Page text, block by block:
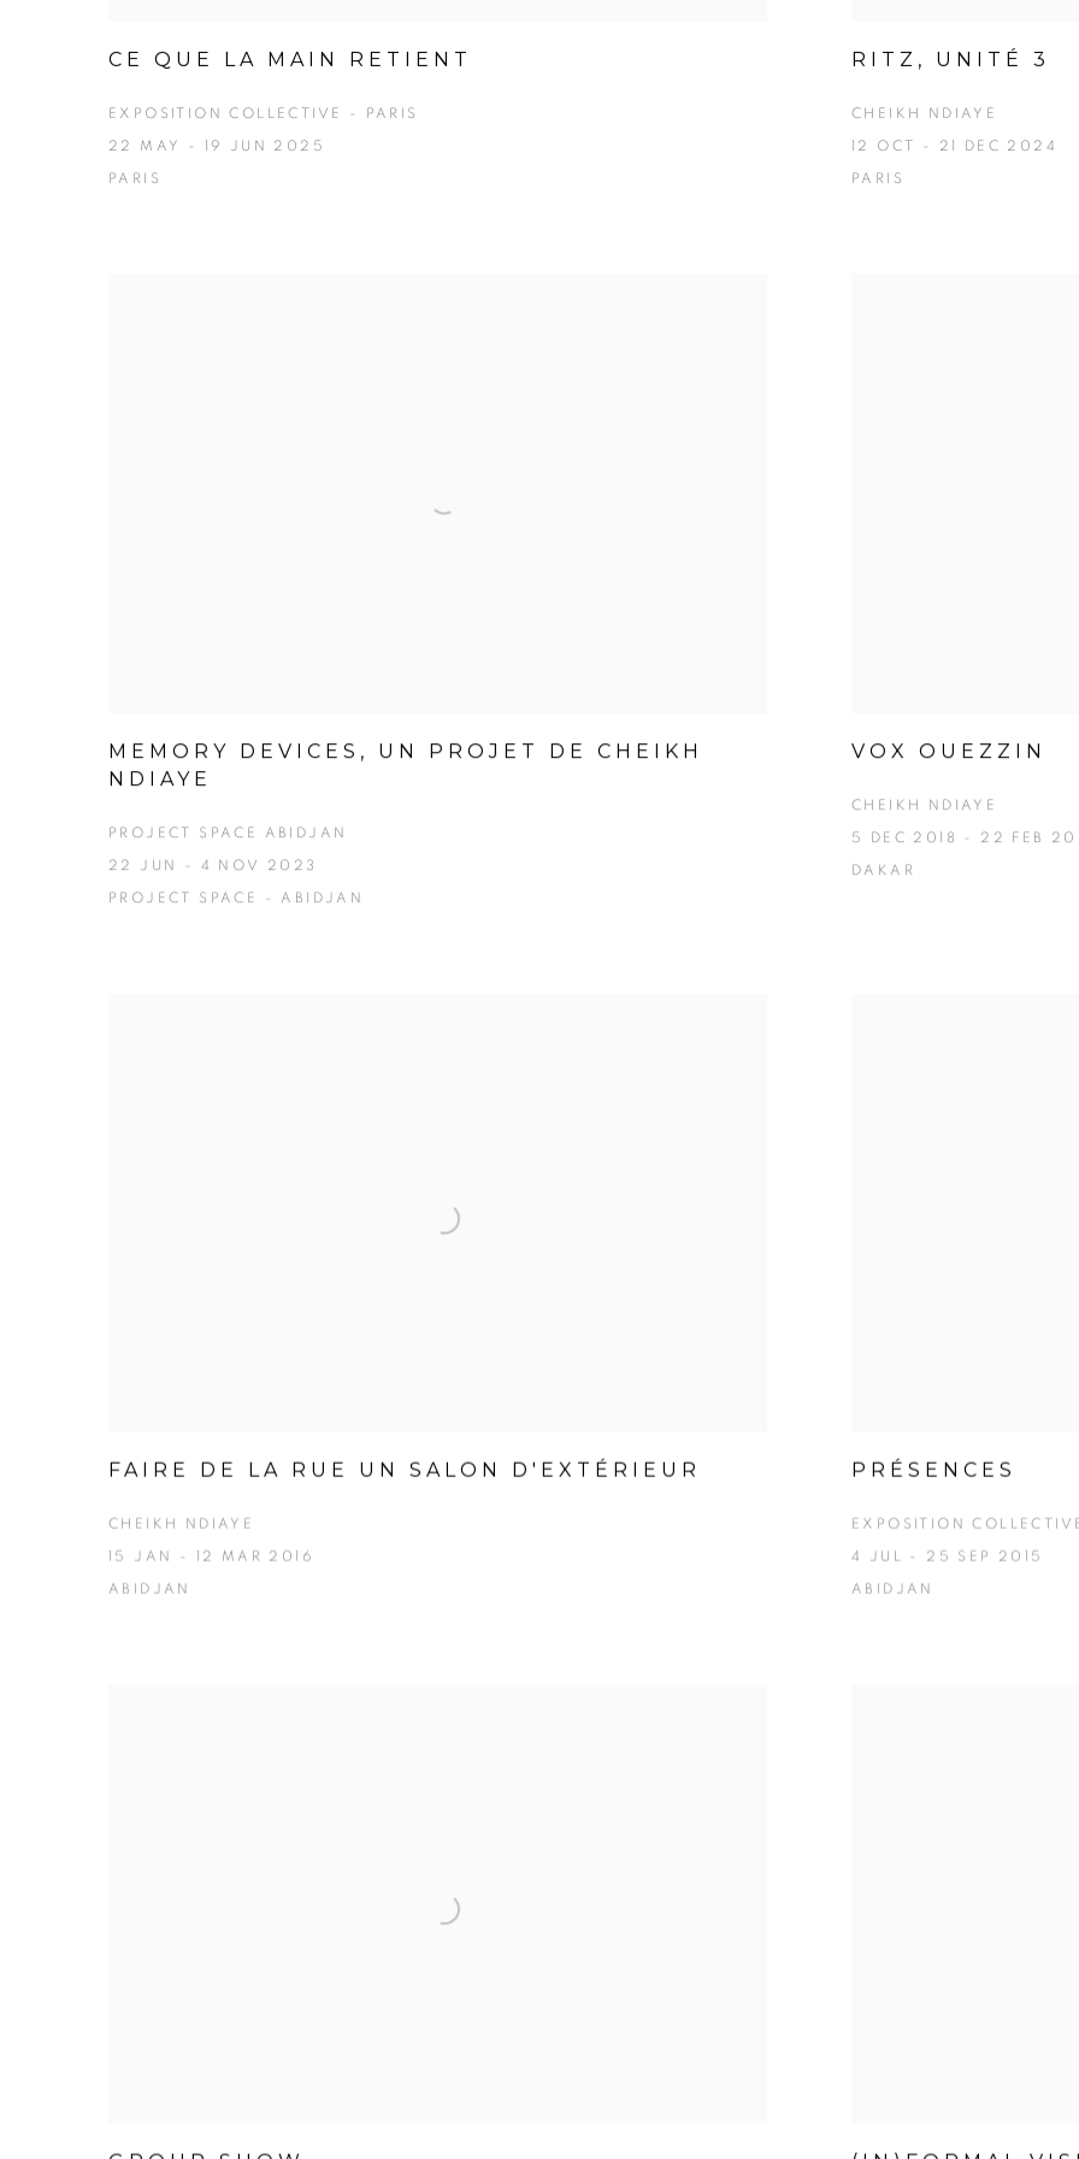
CE QUE LA MAIN RETIENT
EXPOSITION COLLECTIVE - PARIS
22 MAY - 19 JUN 2025
PARIS
RITZ, UNITÉ 3
CHEIKH NDIAYE
12 OCT - 21 DEC 2024
PARIS
MEMORY DEVICES, UN PROJET DE CHEIKH
NDIAYE
PROJECT SPACE ABIDJAN
22 JUN - 4 NOV 2023
PROJECT SPACE - ABIDJAN
VOX OUEZZIN
CHEIKH NDIAYE
5 DEC 2018 - 22 FEB
DAKAR
FAIRE DE LA RUE UN SALON D'EXTÉRIEUR
CHEIKH NDIAYE
15 JAN - 12 MAR 2016
ABIDJAN
PRÉSENCES
EXPOSITION
4 JUL - 25 SEP 2015
ABIDJAN